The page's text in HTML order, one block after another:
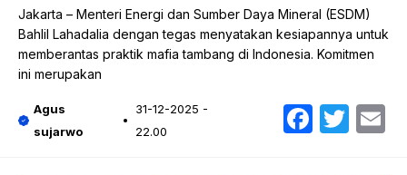
Jakarta – Menteri Energi dan Sumber Daya Mineral (ESDM)
Bahlil Lahadalia dengan tegas menyatakan kesiapannya untuk
memberantas praktik mafia tambang di Indonesia. Komitmen
ini merupakan
Agus
sujarwo
31-12-2025 -
22.00